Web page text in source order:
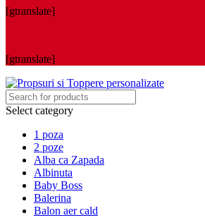
[gtranslate]
[gtranslate]
Select category
1 poza
2 poze
Alba ca Zapada
Albinuta
Baby Boss
Balerina
Balon aer cald